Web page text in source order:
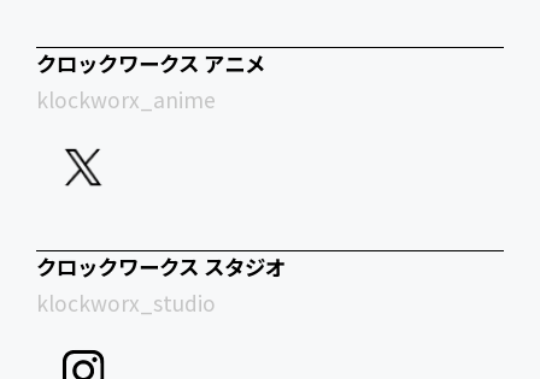
クロックワークス アニメ
klockworx_anime
クロックワークス スタジオ
klockworx_studio